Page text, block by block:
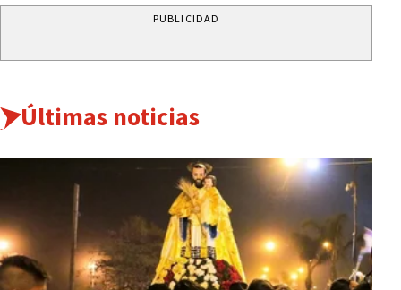
PUBLICIDAD
Últimas noticias